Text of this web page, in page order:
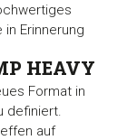
Erinnerung
HEAVY
Format in
definiert.
auf